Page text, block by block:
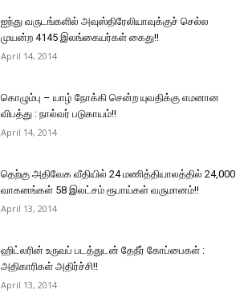
ஐந்து வருடங்களில் அவுஸ்திரேலியாவுக்குச் செல்ல
முயன்ற 4145 இலங்கையர்கள் கைது!!
April 14, 2014
கொழும்பு – யாழ் நோக்கி சென்ற யுவதிக்கு எமனான
விபத்து : நால்வர் படுகாயம்!!
April 14, 2014
தெற்கு அதிவேக வீதியில் 24 மணித்தியாலத்தில் 24,000
வாகனங்கள் 58 இலட்சம் ரூபாய்கள் வருமானம்!!
April 13, 2014
ஹிட்லரின் உருவப் படத்துடன் தேநீர் கோப்பைகள் :
அதிகாரிகள் அதிர்ச்சி!!
April 13, 2014